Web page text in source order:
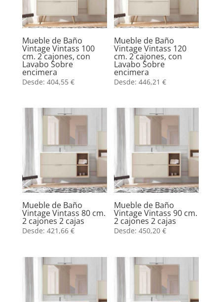
Mueble de Baño
Vintage Vintass 100
cm. 2 cajones, con
Lavabo Sobre
encimera
Desde: 404,55 €
Mueble de Baño
Vintage Vintass 120
cm. 2 cajones, con
Lavabo Sobre
encimera
Desde:446,21€
Mueble de Baño
Vintage Vintass 80 cm.
2 cajones 2 cajas
Desde: 421,66 €
Mueble de Baño
Vintage Vintass 90 cm.
2 cajones 2 cajas
Desde:450,20€